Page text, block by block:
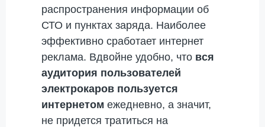
распространения информации об
СТО и пунктах заряда. Наиболее
эффективно сработает интернет
реклама. Вдвойне удобно, что вся
аудитория пользователей
электрокаров пользуется
интернетом ежедневно, а значит,
не придется тратиться на